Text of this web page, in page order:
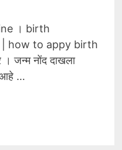
। birth
how to appy birth
जन्म नोंद दाखला
आहे …